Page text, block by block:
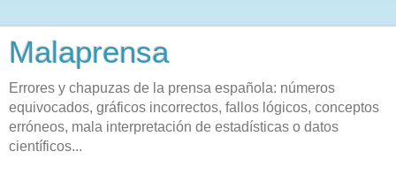
Malaprensa
Errores y chapuzas de la prensa española: números
equivocados, gráficos incorrectos, fallos lógicos, conceptos
erróneos, mala interpretación de estadísticas o datos
científicos...